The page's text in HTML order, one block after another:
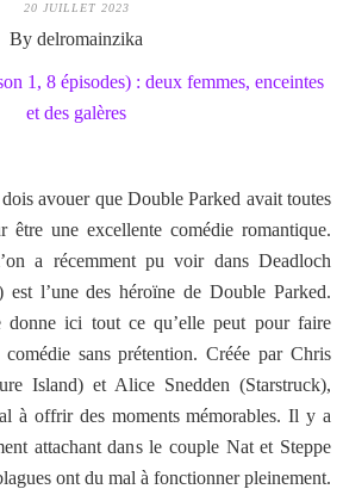
20 JUILLET 2023
By delromainzika
avouer que Double Parked avait toutes
être une excellente comédie romantique.
a récemment pu voir dans Deadloch
l’une des héroïne de Double Parked.
donne ici tout ce qu’elle peut pour faire
sans prétention. Créée par Chris
Island) et Alice Snedden (Starstruck),
à offrir des moments mémorables. Il y a
attachant dans le couple Nat et Steppe
ont du mal à fonctionner pleinement.